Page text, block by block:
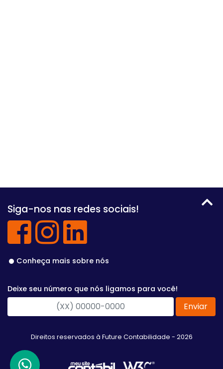
Siga-nos nas redes sociais!
Conheça mais sobre nós
Deixe seu número que nós ligamos para você!
Enviar
Direitos reservados à Future Contabilidade - 2026